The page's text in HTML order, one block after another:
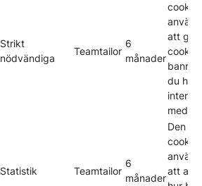
Strikt
nödvändiga
Teamtailor
6
månader
att
cookie-
du har
med
Statistik Teamtailor
6
månader
Den
att